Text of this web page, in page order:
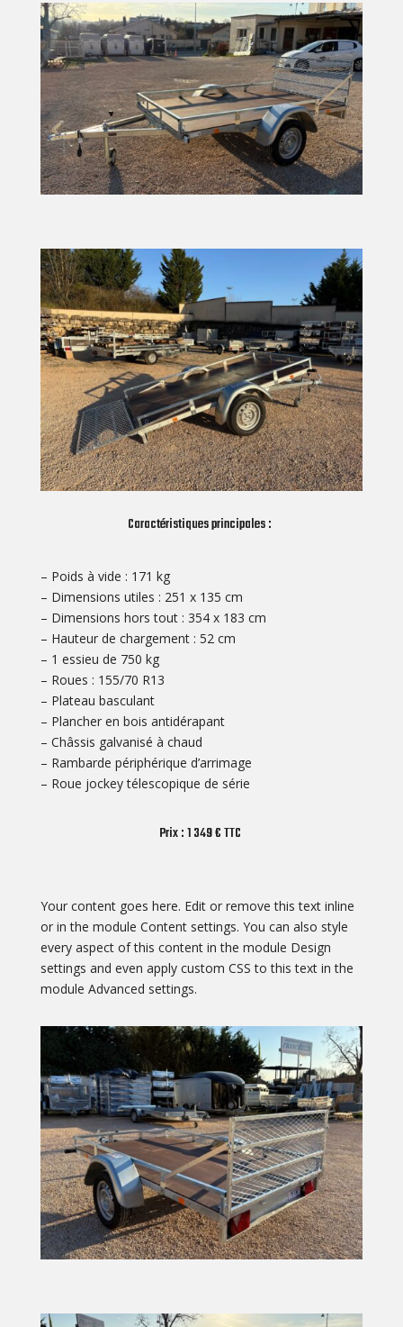
Caractéristiques principales :
– Poids à vide : 171 kg
– Dimensions utiles : 251 x 135 cm
– Dimensions hors tout : 354 x 183 cm
– Hauteur de chargement : 52 cm
– 1 essieu de 750 kg
– Roues : 155/70 R13
– Plateau basculant
– Plancher en bois antidérapant
– Châssis galvanisé à chaud
– Rambarde périphérique d’arrimage
– Roue jockey télescopique de série
Prix : 1 349 € TTC
Your content goes here. Edit or remove this text inline
or in the module Content settings. You can also style
every aspect of this content in the module Design
settings and even apply custom CSS to this text in the
module Advanced settings.